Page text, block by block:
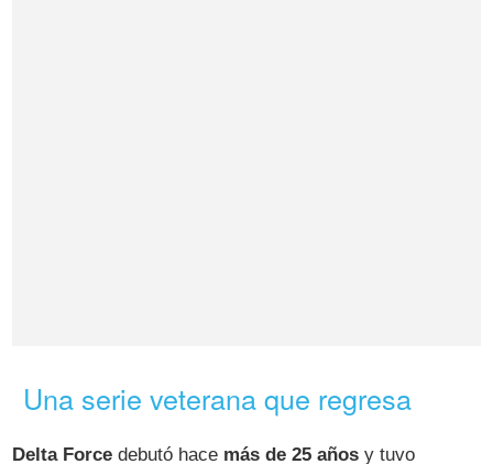
Una serie veterana que regresa
Delta Force debutó hace más de 25 años y tuvo